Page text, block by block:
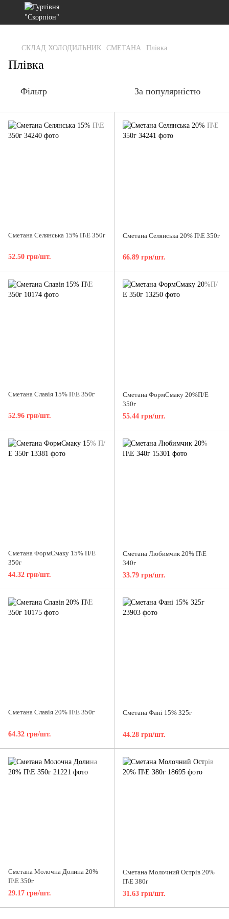
gtag('js', new Date()); gtag('config', 'G-RFXCKGNRF7');
СКЛАД ХОЛОДИЛЬНИК СМЕТАНА Плівка
Плівка
Фільтр За популярністю
Сметана Селянська 15% П\Е 350г
52.50 грн/шт.
Сметана Селянська 20% П\Е 350г
66.89 грн/шт.
Сметана Славія 15% П\Е 350г
52.96 грн/шт.
Сметана ФормСмаку 20%П/Е
350г
55.44 грн/шт.
Сметана ФормСмаку 15% П/Е
350г
44.32 грн/шт.
Сметана Любимчик 20% П\Е
340г
33.79 грн/шт.
Сметана Славія 20% П\Е 350г
64.32 грн/шт.
Сметана Фані 15% 325г
44.28 грн/шт.
Сметана Молочна Долина 20%
П\Е 350г
29.17 грн/шт.
Сметана Молочний Острів 20%
П\Е 380г
31.63 грн/шт.